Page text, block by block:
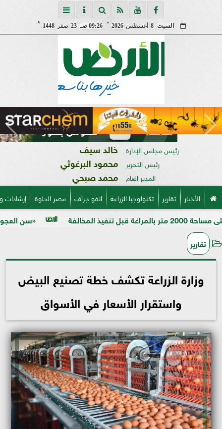
السبت 8 أغسطس 2026
مـ
09:26 صـ 23 صفر 1448
هـ
رئيس مجلس الإدارة خالد سيف
رئيس التحرير محمود البرغوثي
المدير العام محمد صبحي
الأخبار تقارير تكنولوجيا الزراعة انفو جراف مصر الحلوة
«سن العجوز» في الذرة
تقارير
وزارة الزراعة تكشف خطة تصنيع البيض
واستقرار الأسعار في الأسواق